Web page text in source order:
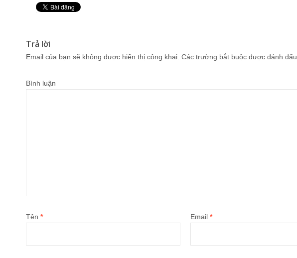
Trả lời
Email của bạn sẽ không được hiển thị công khai. Các trường bắt buộc được đánh dấu
Bình luận
Tên * Email *